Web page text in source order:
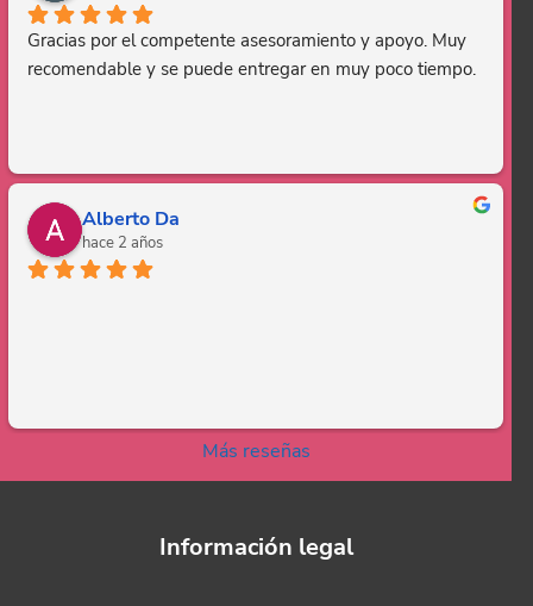
Gracias por el competente asesoramiento y apoyo. Muy
recomendable y se puede entregar en muy poco tiempo.
Alberto Da
hace 2 años
Más reseñas
Información legal